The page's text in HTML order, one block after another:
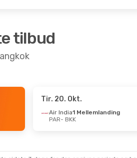
tilbud
- PAR
Tir. 20. Okt.
Air India1 Mellemlanding
PAR- BKK